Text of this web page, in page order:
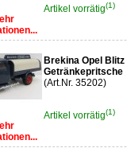
Artikel vorrätig(1)
Brekina Opel
Getränkepritsche
(Art.Nr. 35202)
Artikel vorrätig(1)